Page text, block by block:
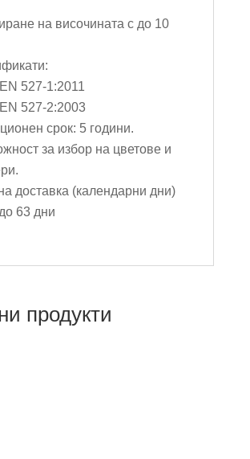
на височината с до 10
527-1:2011
527-2:2003
срок: 5 години.
за избор на цветове и
доставка (календарни дни)
63 дни
продукти